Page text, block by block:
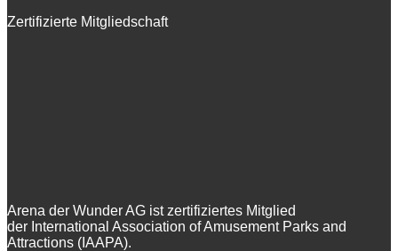
Zertifizierte Mitgliedschaft
Arena der Wunder AG ist zertifiziertes Mitglied
der International Association of Amusement Parks and
Attractions (IAAPA).